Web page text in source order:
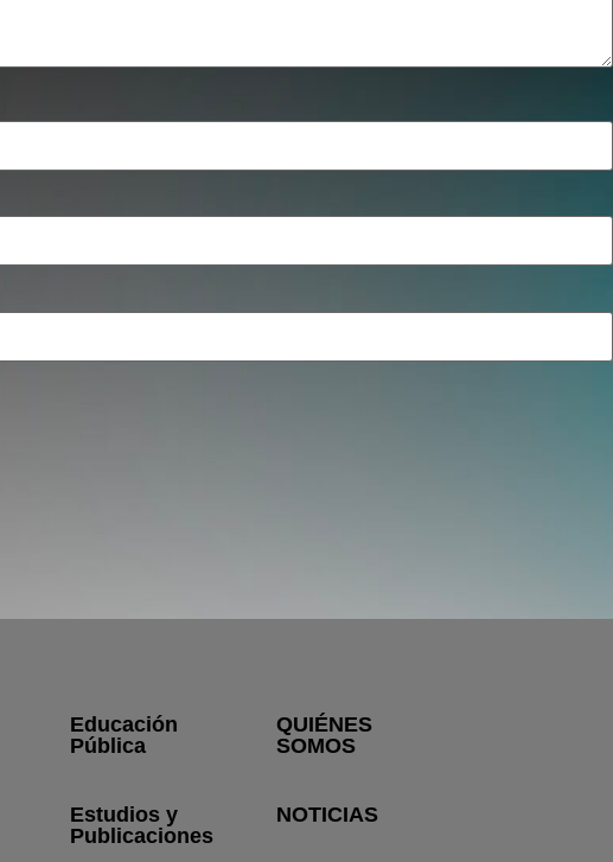
Educación
Pública
Estudios y
Publicaciones
QUIÉNES
SOMOS
NOTICIAS